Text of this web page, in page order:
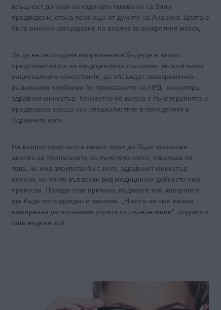
всъщност до края на годината такива не са били
предвидени, стана ясно още от думите на Ананиев. Целта е
била именно извършване на анализ за конкретния месец.
За да не се създава напрежение в бъдеще е важно
представителите на медицинското съсловие, включително
националните консултанти, да обсъждат своевременно
възникнали проблеми по прилагането на НРД, коментира
здравния министър. Конкретно по казуса с лъчетерапията е
предвидена среща със специалистите в понеделник в
Здравната каса.
На въпрос след като е имало идея да бъде извършен
анализ на прилагането на лъчелечението, означава ли
това, че има злоупотреби с него, здравният министър
поясни, че почти във всеки вид медицински дейности има
пропуски. Поради тази причина, подчерта той, контролът
ще бъде по-подреден и засилен. „Никога не сме имали
намерение да лишаваме хората от лъчелечение“, подчерта
още веднъж той.